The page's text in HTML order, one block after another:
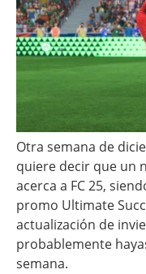
Otra semana de
quiere decir que un
acerca a FC 25,
promo Ultimate
actualización de
probablemente
semana.